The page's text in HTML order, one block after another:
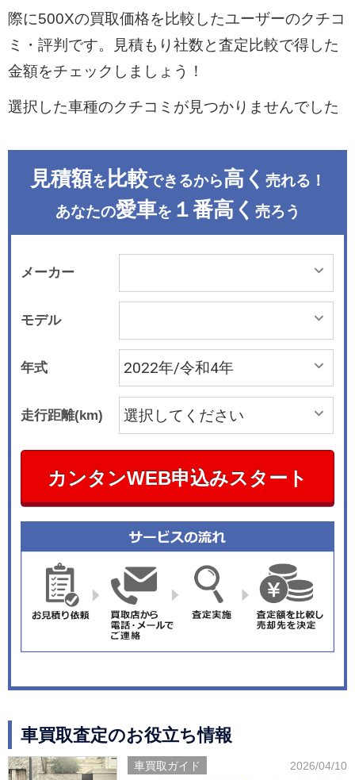
際に500Xの買取価格を比較したユーザーのクチコ
ミ・評判です。見積もり社数と査定比較で得した
金額をチェックしましょう！
選択した車種のクチコミが見つかりませんでした
見積額を 比較できるから高く 売れる！
あなたの愛車を １番高く 売ろう
メーカー
モデル
年式
走行距離(km)
カンタンWEB申込みスタート
車買取査定のお役立ち情報
車買取ガイド 2026/04/10